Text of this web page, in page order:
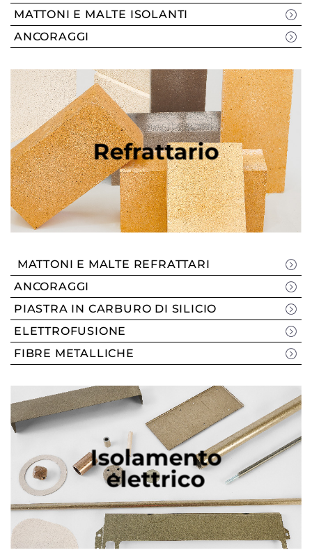
MATTONI E MALTE ISOLANTI
ANCORAGGI
Refrattario
MATTONI E MALTE REFRATTARI
ANCORAGGI
PIASTRA IN CARBURO DI SILICIO
ELETTROFUSIONE
FIBRE METALLICHE
Isolamento
elettrico